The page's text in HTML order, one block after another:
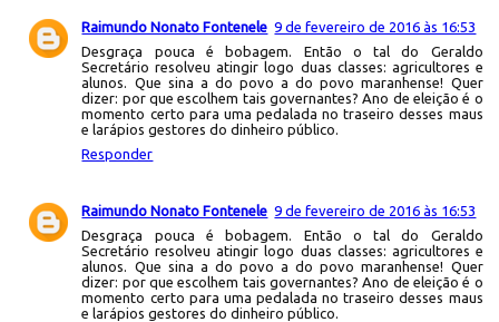
Raimundo Nonato Fontenele 9 de fevereiro de 2016 às 16:53
Desgraça pouca é bobagem. Então o tal do Geraldo
Secretário resolveu atingir logo duas classes: agricultores e
alunos. Que sina a do povo a do povo maranhense! Quer
dizer: por que escolhem tais governantes? Ano de eleição é o
momento certo para uma pedalada no traseiro desses maus
e larápios gestores do dinheiro público.
Responder
Raimundo Nonato Fontenele 9 de fevereiro de 2016 às 16:53
Desgraça pouca é bobagem. Então o tal do Geraldo
Secretário resolveu atingir logo duas classes: agricultores e
alunos. Que sina a do povo a do povo maranhense! Quer
dizer: por que escolhem tais governantes? Ano de eleição é o
momento certo para uma pedalada no traseiro desses maus
e larápios gestores do dinheiro público.